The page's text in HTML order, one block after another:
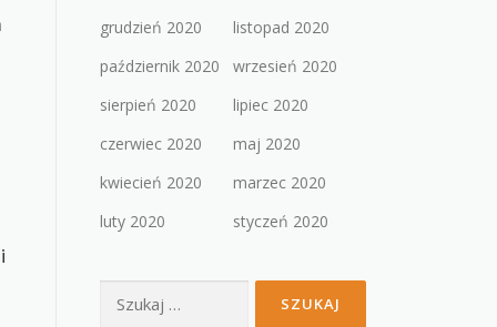
grudzień 2020
listopad 2020
październik 2020
wrzesień 2020
sierpień 2020
lipiec 2020
czerwiec 2020
maj 2020
kwiecień 2020
marzec 2020
luty 2020
styczeń 2020
Szukaj: